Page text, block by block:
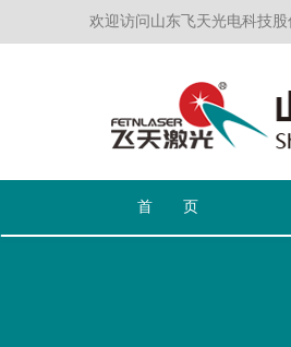
欢迎访问山东飞天光电科技
首 页